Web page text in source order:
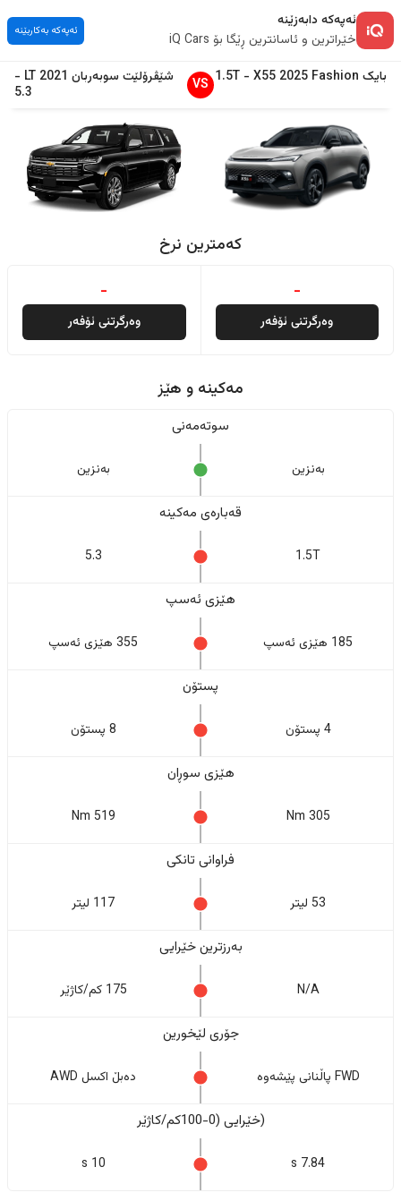
ئەپەکە دابەزێنە
خێراترین و ئاسانترین ڕێگا بۆ iQ Cars
ئەپەکە بەکاربێنە
بایک X55 2025 Fashion
-
1.5T
VS شێڤرۆلێت سوبەربان 2021
LT
-
5.3
کەمترین نرخ
-
وەرگرتنی ئۆفەر
-
وەرگرتنی ئۆفەر
مەکینە و هێز
سوتەمەنی
بەنزین بەنزین
قەبارەی مەکینە
1.5T
5.3
هێزی ئەسپ
185 هێزی ئەسپ 355 هێزی ئەسپ
پستۆن
4 پستۆن 8 پستۆن
هێزی سوڕان
305 Nm
519 Nm
فراوانی تانکی
53 لیتر 117 لیتر
بەرزترین خێرایی
N/A 175 کم/کاژێر
جۆری لێخورین
FWD پاڵنانی پێشەوە دەبڵ اکسل AWD
(خێرایی (0-100کم/کاژێر
7.84 s
10 s